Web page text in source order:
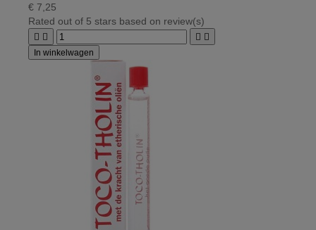
€ 7,25
Rated out of 5 stars based on review(s)
   
In winkelwagen